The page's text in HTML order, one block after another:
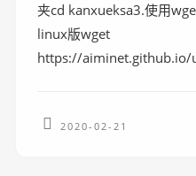
夹cd kanxueksa3.使用
linux版wget
https://aiminet.github.io/
2020-02-21